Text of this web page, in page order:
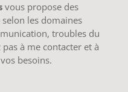
vous propose des
les domaines
troubles du
à me contacter et à
besoins.